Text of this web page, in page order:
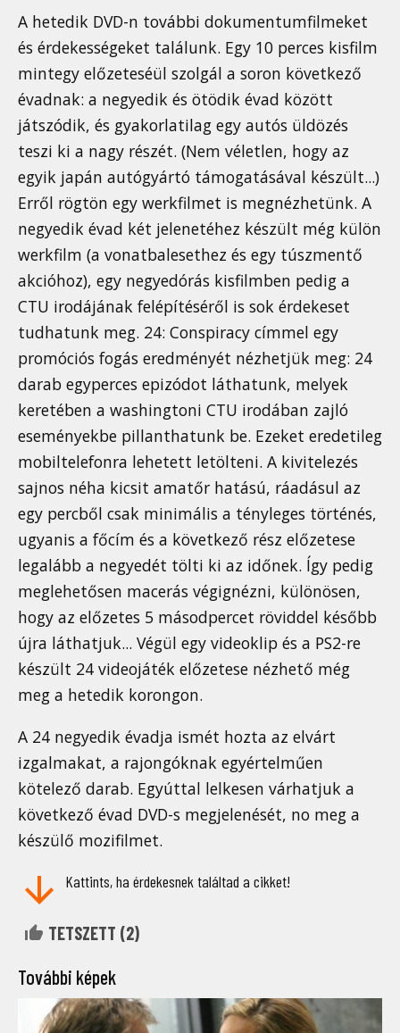
A hetedik DVD-n további dokumentumfilmeket
és érdekességeket találunk. Egy 10 perces kisfilm
mintegy előzeteséül szolgál a soron következő
évadnak: a negyedik és ötödik évad között
játszódik, és gyakorlatilag egy autós üldözés
teszi ki a nagy részét. (Nem véletlen, hogy az
egyik japán autógyártó támogatásával készült...)
Erről rögtön egy werkfilmet is megnézhetünk. A
negyedik évad két jelenetéhez készült még külön
werkfilm (a vonatbalesethez és egy túszmentő
akcióhoz), egy negyedórás kisfilmben pedig a
CTU irodájának felépítéséről is sok érdekeset
tudhatunk meg. 24: Conspiracy címmel egy
promóciós fogás eredményét nézhetjük meg: 24
darab egyperces epizódot láthatunk, melyek
keretében a washingtoni CTU irodában zajló
eseményekbe pillanthatunk be. Ezeket eredetileg
mobiltelefonra lehetett letölteni. A kivitelezés
sajnos néha kicsit amatőr hatású, ráadásul az
egy percből csak minimális a tényleges történés,
ugyanis a főcím és a következő rész előzetese
legalább a negyedét tölti ki az időnek. Így pedig
meglehetősen macerás végignézni, különösen,
hogy az előzetes 5 másodpercet röviddel később
újra láthatjuk... Végül egy videoklip és a PS2-re
készült 24 videojáték előzetese nézhető még
meg a hetedik korongon.
A 24 negyedik évadja ismét hozta az elvárt
izgalmakat, a rajongóknak egyértelműen
kötelező darab. Egyúttal lelkesen várhatjuk a
következő évad DVD-s megjelenését, no meg a
készülő mozifilmet.
Kattints, ha érdekesnek találtad a cikket!
TETSZETT (2)
További képek